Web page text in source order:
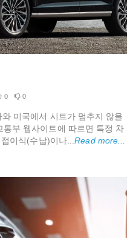
0 0
미국에서 시트가 멈추지 않을
부 웹사이트에 따르면 특정 차
이식(수납)이나...Read more...